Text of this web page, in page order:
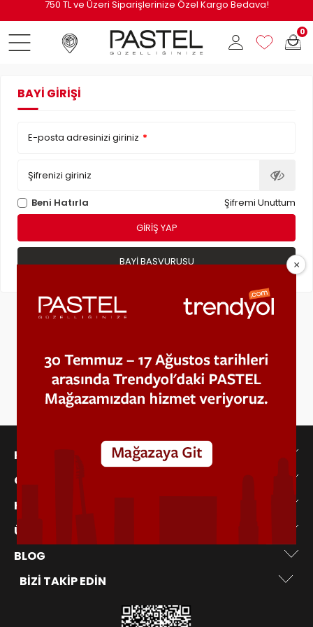
750 TL ve Üzeri Siparişlerinize Özel Kargo Bedava!
0
BAYI GIRIŞI
E-posta adresinizi giriniz *
Şifrenizi giriniz
Beni Hatırla
Şifremi Unuttum
GIRIŞ YAP
BAYI BAŞVURUSU
bültenimize abone olun!
KAYIT OLUN
KATEGORILER
ÖNEMLI BILGILER
HIZLI ERIŞIM
ÜYE
BLOG
BIZI TAKIP EDIN